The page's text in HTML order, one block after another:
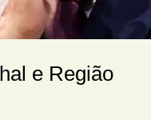
e Região